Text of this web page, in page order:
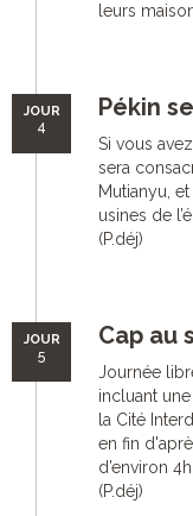
leurs
JOUR
4
Pékin
Si vous
sera
Mutianyu,
usines de
(P.déj)
JOUR
5
Cap au
Journée
incluant
la Cité
en fin
d’environ
(P.déj)